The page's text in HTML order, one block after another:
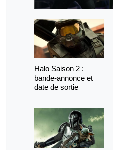
Halo Saison 2 :
bande-annonce et
date de sortie